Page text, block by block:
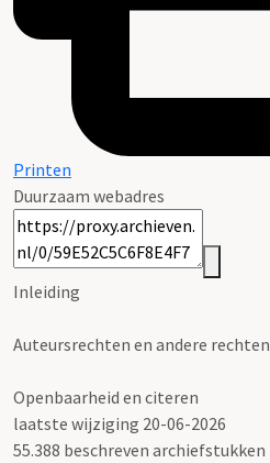
Printen
Duurzaam webadres
Inleiding
Auteursrechten en andere rechten
Openbaarheid en citeren
laatste wijziging 20-06-2026
55.388 beschreven archiefstukken